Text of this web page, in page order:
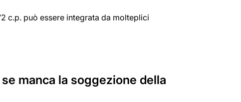
c.p. può essere integrata da molteplici
manca la soggezione della